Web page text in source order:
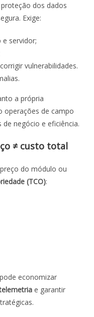
proteção dos dados
Exige:
servidor;
vulnerabilidades.
a própria
operações de campo
negócio e eficiência.
≠ custo total
do módulo ou
(TCO):
economizar
e garantir